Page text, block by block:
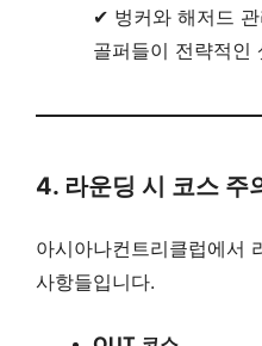
✔ 벙커와 해저드
골퍼들이 전략적인
4. 라운딩 시 코스 주
아시아나컨트리클럽에서
사항들입니다.